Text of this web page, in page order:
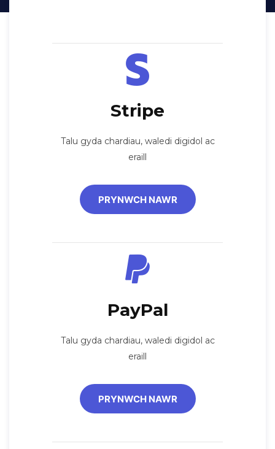
Stripe
Talu gyda chardiau, waledi digidol ac
eraill
PRYNWCH NAWR
PayPal
Talu gyda chardiau, waledi digidol ac
eraill
PRYNWCH NAWR